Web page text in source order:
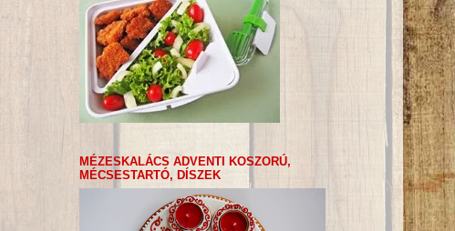
MÉZESKALÁCS ADVENTI KOSZORÚ,
MÉCSESTARTÓ, DÍSZEK